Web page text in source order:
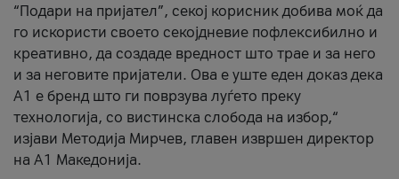
“Подари на пријател”, секој корисник добива моќ да
го искористи своето секојдневие пофлексибилно и
креативно, да создаде вредност што трае и за него
и за неговите пријатели. Ова е уште еден доказ дека
А1 е бренд што ги поврзува луѓето преку
технологија, со вистинска слобода на избор,“
изјави Методија Мирчев, главен извршен директор
на А1 Македонија.